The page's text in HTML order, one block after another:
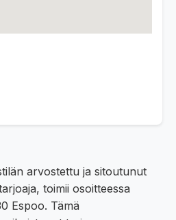
arvostettu ja sitoutunut
toimii osoitteessa
Espoo. Tämä